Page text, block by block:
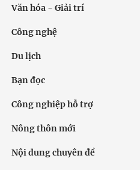
Văn hóa - Giải trí
Công nghệ
Du lịch
Bạn đọc
Công nghiệp hỗ trợ
Nông thôn mới
Nội dung chuyên đề